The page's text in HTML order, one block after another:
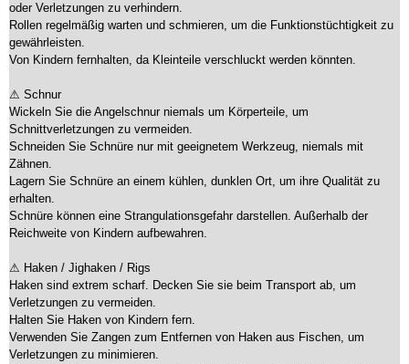
oder Verletzungen zu verhindern.
Rollen regelmäßig warten und schmieren, um die Funktionstüchtigkeit zu
gewährleisten.
Von Kindern fernhalten, da Kleinteile verschluckt werden könnten.
⚠ Schnur
Wickeln Sie die Angelschnur niemals um Körperteile, um
Schnittverletzungen zu vermeiden.
Schneiden Sie Schnüre nur mit geeignetem Werkzeug, niemals mit
Zähnen.
Lagern Sie Schnüre an einem kühlen, dunklen Ort, um ihre Qualität zu
erhalten.
Schnüre können eine Strangulationsgefahr darstellen. Außerhalb der
Reichweite von Kindern aufbewahren.
⚠ Haken / Jighaken / Rigs
Haken sind extrem scharf. Decken Sie sie beim Transport ab, um
Verletzungen zu vermeiden.
Halten Sie Haken von Kindern fern.
Verwenden Sie Zangen zum Entfernen von Haken aus Fischen, um
Verletzungen zu minimieren.